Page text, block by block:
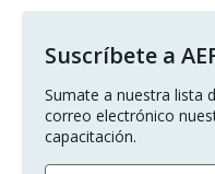
Suscríbete a
Sumate a nuestra lista
correo electrónico
capacitación.